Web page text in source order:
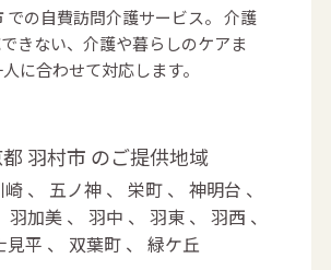
での自費訪問介護サービス。 介護
きない、介護や暮らしのケアま
に合わせて対応します。
羽村市 のご提供地域
、 五ノ神 、 栄町 、 神明台 、
羽加美 、 羽中 、 羽東 、 羽西 、
見平 、 双葉町 、 緑ケ丘